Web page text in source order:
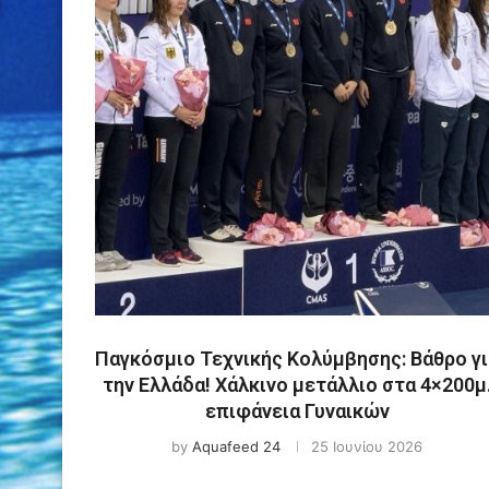
Παγκόσμιο Τεχνικής Κολύμβησης: Βάθρο
την Ελλάδα! Χάλκινο μετάλλιο στα
επιφάνεια Γυναικών
by Aquafeed 24 25 Ιουνίου 2026